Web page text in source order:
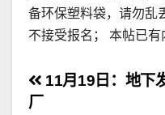
备环保塑料袋，请勿乱
不接受报名； 本帖已有
文11月19日：地下
厂